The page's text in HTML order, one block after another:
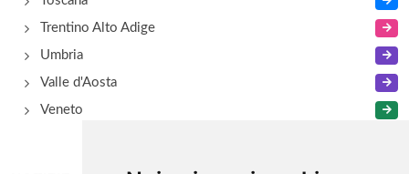
Trentino Alto Adige
Umbria
Valle d'Aosta
Veneto